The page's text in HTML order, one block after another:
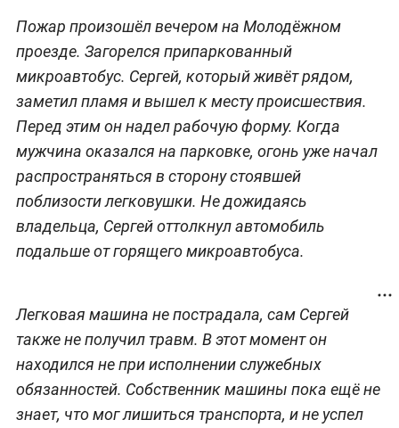
Пожар произошёл вечером на Молодёжном
проезде. Загорелся припаркованный
микроавтобус. Сергей, который живёт рядом,
заметил пламя и вышел к месту происшествия.
Перед этим он надел рабочую форму. Когда
мужчина оказался на парковке, огонь уже начал
распространяться в сторону стоявшей
поблизости легковушки. Не дожидаясь
владельца, Сергей оттолкнул автомобиль
подальше от горящего микроавтобуса.
Легковая машина не пострадала, сам Сергей
также не получил травм. В этот момент он
находился не при исполнении служебных
обязанностей. Собственник машины пока ещё не
знает, что мог лишиться транспорта, и не успел